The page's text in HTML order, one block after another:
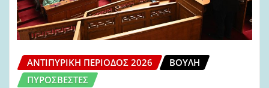
ΑΝΤΙΠΥΡΙΚΉ ΠΕΡΊΟΔΟΣ 2026
ΒΟΥΛΉ
ΠΥΡΟΣΒΈΣΤΕΣ